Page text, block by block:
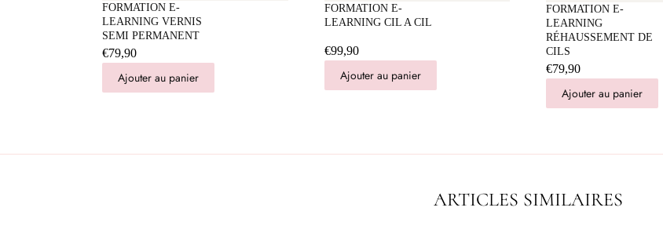
FORMATION E-
LEARNING VERNIS
SEMI PERMANENT
€79,90
Ajouter au panier
FORMATION E-
LEARNING CIL A CIL
€99,90
Ajouter au panier
FORMATION E-
LEARNING
RÉHAUSSEMENT DE
CILS
€79,90
Ajouter au panier
ARTICLES SIMILAIRES